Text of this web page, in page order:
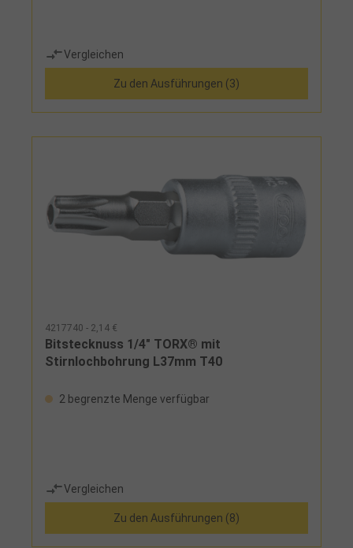
Vergleichen
Zu den Ausführungen (3)
4217740 - 2,14 €
Bitstecknuss 1/4" TORX® mit
Stirnlochbohrung L37mm T40
2 begrenzte Menge verfügbar
Vergleichen
Zu den Ausführungen (8)